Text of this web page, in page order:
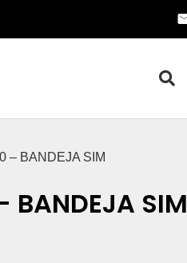
– BANDEJA SIM
BANDEJA SIM